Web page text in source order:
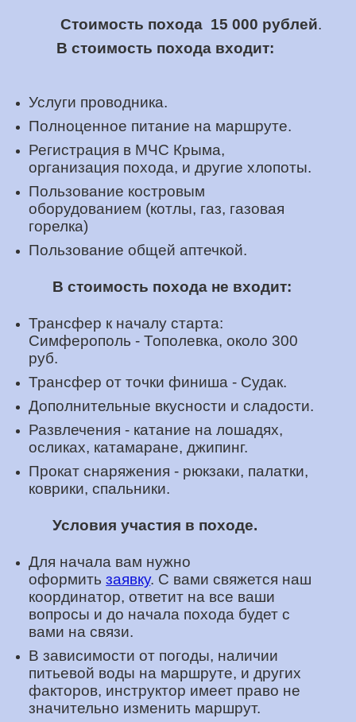
Стоимость похода 15 000 рублей.
В стоимость похода входит:
Услуги проводника.
Полноценное питание на маршруте.
Регистрация в МЧС Крыма,
организация похода, и другие хлопоты.
Пользование костровым
оборудованием (котлы, газ, газовая
горелка)
Пользование общей аптечкой.
В стоимость похода не входит:
Трансфер к началу старта:
Симферополь - Тополевка, около 300
руб.
Трансфер от точки финиша - Судак.
Дополнительные вкусности и сладости.
Развлечения - катание на лошадях,
осликах, катамаране, джипинг.
Прокат снаряжения - рюкзаки, палатки,
коврики, спальники.
Условия участия в походе.
Для начала вам нужно
оформитьзаявку. С вами свяжется наш
координатор, ответит на все ваши
вопросы и до начала похода будет с
вами на связи.
В зависимости от погоды, наличии
питьевой воды на маршруте, и других
факторов, инструктор имеет право не
значительно изменить маршрут.